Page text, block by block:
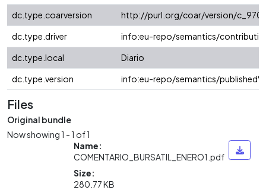
dc.type.coarversion
http://purl.org/coar/version/
dc.type.driver
info:eu-repo/semantics/
dc.type.local
Diario
dc.type.version
info:eu-repo/semantics/
Files
Original bundle
Now showing1 - 1 of 1
Name:
COMENTARIO_BURSATIL_ENERO1.pdf
Size:
280.77 KB